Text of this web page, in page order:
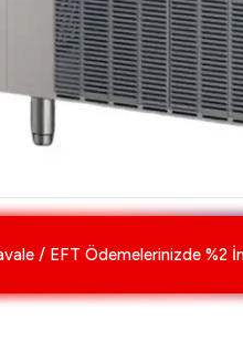
/ EFT Ödemelerinizde %2